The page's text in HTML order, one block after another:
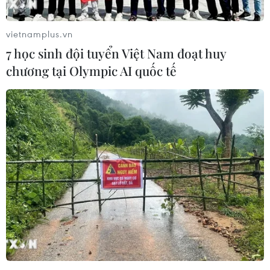
"Sóng" COVID-19 "cuốn trôi" hy vọng hồi
phục của kinh tế Nhật Bản
07/01/2021 10:52
Để giảm thiểu tác động tiêu cực của việc tái ban bố tình
trạng khẩn cấp, Nhật Bản sẽ phải tiếp tục gia hạn các
chương trình hỗ trợ và tung ra nhiều biện pháp hỗ trợ
cho người dân và doanh nghiệp.
vietnamplus.vn
7 học sinh đội tuyển Việt Nam đoạt huy
chương tại Olympic AI quốc tế